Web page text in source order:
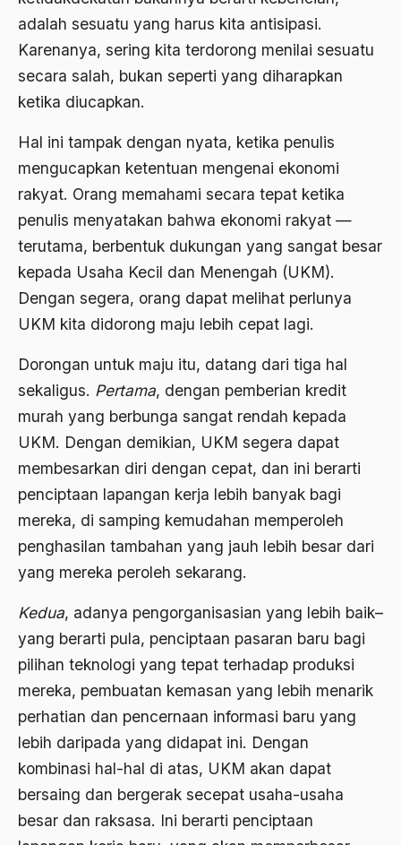
adalah sesuatu yang harus kita antisipasi.
Karenanya, sering kita terdorong menilai sesuatu
secara salah, bukan seperti yang diharapkan
ketika diucapkan.
Hal ini tampak dengan nyata, ketika penulis
mengucapkan ketentuan mengenai ekonomi
rakyat. Orang memahami secara tepat ketika
penulis menyatakan bahwa ekonomi rakyat —
terutama, berbentuk dukungan yang sangat besar
kepada Usaha Kecil dan Menengah (UKM).
Dengan segera, orang dapat melihat perlunya
UKM kita didorong maju lebih cepat lagi.
Dorongan untuk maju itu, datang dari tiga hal
sekaligus. Pertama, dengan pemberian kredit
murah yang berbunga sangat rendah kepada
UKM. Dengan demikian, UKM segera dapat
membesarkan diri dengan cepat, dan ini berarti
penciptaan lapangan kerja lebih banyak bagi
mereka, di samping kemudahan memperoleh
penghasilan tambahan yang jauh lebih besar dari
yang mereka peroleh sekarang.
Kedua, adanya pengorganisasian yang lebih baik–
yang berarti pula, penciptaan pasaran baru bagi
pilihan teknologi yang tepat terhadap produksi
mereka, pembuatan kemasan yang lebih menarik
perhatian dan pencernaan informasi baru yang
lebih daripada yang didapat ini. Dengan
kombinasi hal-hal di atas, UKM akan dapat
bersaing dan bergerak secepat usaha-usaha
besar dan raksasa. Ini berarti penciptaan
1990
1988
1987
1986
1985
1983
1982
1981
1978
1977
1975
1974
1973
1972
1971
Adat Pra-Islam
Adat Siri
Adil dan Makmur
Adipati Unus
Administrasi Negara
Adnan Buyung Nasution
Adopsi
Adu Pinalti
Aera-Europa
Afganistan
Afiliasi Kultural
Afrika
Afrika utara
agama
Agama Asli
Agama Asli Indonesia
Agama dan Negara
Agama dan negaraa
Agama dan Pemerintah
Agama dan Politik
Agama dan Praktis